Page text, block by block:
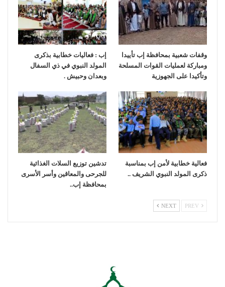
وقفات شعبية بمحافظة إب تأييدا
ومباركة لعمليات القوات المسلحة
وتأكيدا على الجهوزية
إب : فعاليات خطابية بذكرى
المولد النبوي في ذي السفال
وبعدان وحبيش .
فعالية خطابية لأمن إب بمناسبة
ذكرى المولد النبوي الشريف ..
تدشين توزيع السلات الغذائية
للجرحى والمعاقين وأسر الأسرى
بمحافظة إب..
NEXT